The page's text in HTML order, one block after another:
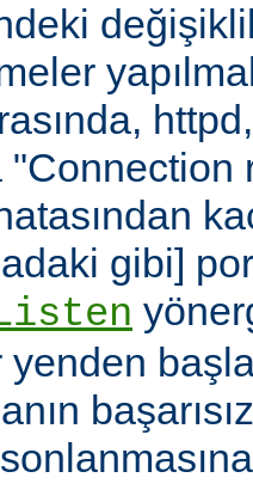
"Connection
gibi]